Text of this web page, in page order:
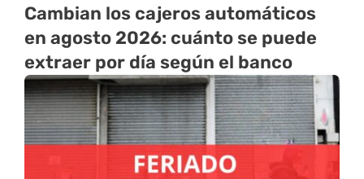
Cambian los cajeros automáticos
en agosto 2026: cuánto se puede
extraer por día según el banco